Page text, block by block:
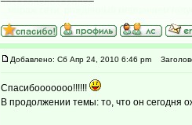
Добавлено: Сб Апр 24, 2010 6:46 pm
Спасибооооооо!!!!!!
В продолжении темы: то, что он сегодня